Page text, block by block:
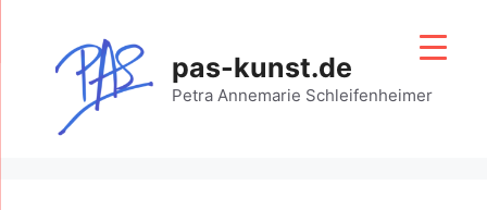
springen
pas-kunst.de
Petra Annemarie Schleifenheimer